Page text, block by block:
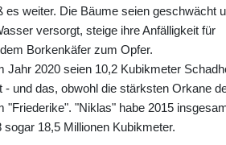
weiter. Die Bäume seien geschwächt
versorgt, steige ihre Anfälligkeit für
Borkenkäfer zum Opfer.
2020 seien 10,2 Kubikmeter
und das, obwohl die stärksten Orkane
"Niklas" habe 2015
18,5 Millionen Kubikmeter.